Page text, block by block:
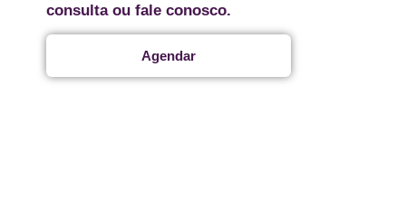
consulta ou fale conosco.
Agendar